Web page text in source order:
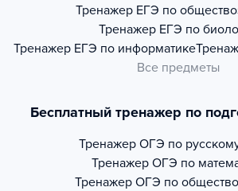
Тренажер ЕГЭ по
Тренажер ЕГЭ по
Тренажер ЕГЭ по информатике
Все предметы
Бесплатный тренажер по
Тренажер ОГЭ по
Тренажер ОГЭ по
Тренажер ОГЭ по